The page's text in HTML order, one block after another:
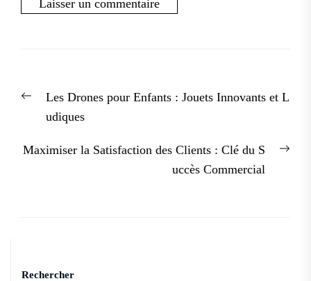
de
l’article
PreviousLes Drones pour Enfants : Jouets Innovants et L
udiques
Maximiser la Satisfaction des Clients : Clé du S
uccès Commercial
Rechercher